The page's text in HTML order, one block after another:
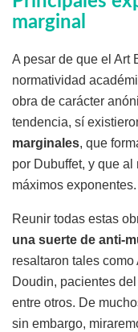
marginal
A pesar de que el Art
normatividad
obra de carácter
tendencia, sí
marginales, que
por Dubuffet, y que
máximos exponentes.
Reunir todas estas
una suerte de anti-
resaltaron tales
Doudin, pacientes
entre otros. De
sin embargo,